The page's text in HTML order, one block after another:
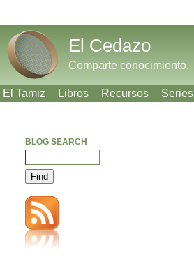
El Cedazo
Comparte conocimiento.
El Tamiz Libros Recursos Series
BLOG SEARCH